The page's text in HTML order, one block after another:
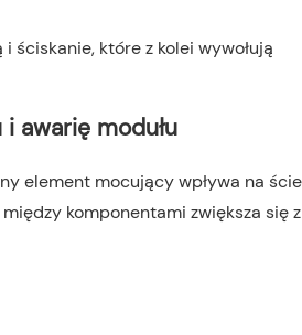
które z kolei wywołują
awarię modułu
element mocujący wpływa na
komponentami zwiększa się